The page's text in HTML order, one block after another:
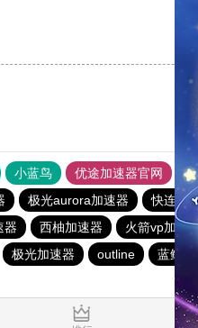
小蓝鸟 优途加速器官网
极光aurora加速器 快连加
器 西柚加速器 火箭vp加速
极光加速器 outline 蓝鲸加